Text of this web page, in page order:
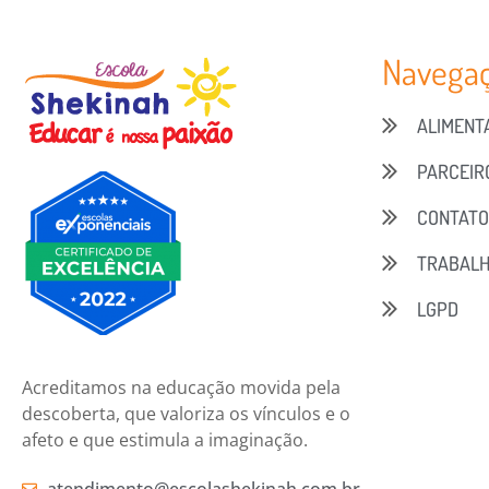
Acreditamos na educação movida pela
descoberta, que valoriza os vínculos e o
afeto e que estimula a imaginação.
CONTATO
LGPD